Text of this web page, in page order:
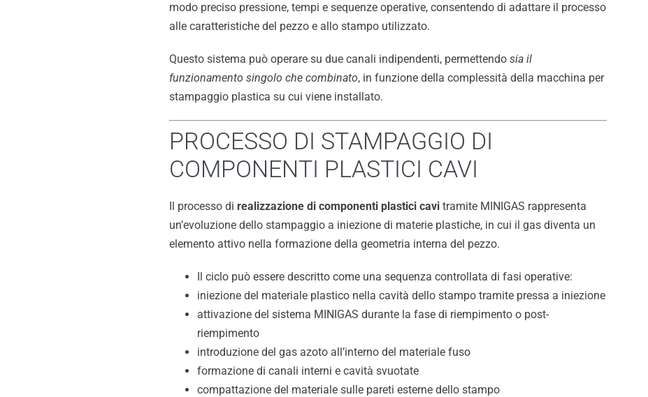
modo preciso pressione, tempi e sequenze operative, consentendo di adattare il processo
alle caratteristiche del pezzo e allo stampo utilizzato.
Questo sistema può operare su due canali indipendenti, permettendo sia il
funzionamento singolo che combinato, in funzione della complessità della macchina per
stampaggio plastica su cui viene installato.
PROCESSO DI STAMPAGGIO DI
COMPONENTI PLASTICI CAVI
Il processo di realizzazione di componenti plastici cavitramite MINIGAS rappresenta
un’evoluzione dello stampaggio a iniezione di materie plastiche, in cui il gas diventa un
elemento attivo nella formazione della geometria interna del pezzo.
Il ciclo può essere descritto come una sequenza controllata di fasi operative:
iniezione del materiale plastico nella cavità dello stampo tramite pressa a iniezione
attivazione del sistema MINIGAS durante la fase di riempimento o post-
riempimento
introduzione del gas azoto all’interno del materiale fuso
formazione di canali interni e cavità svuotate
compattazione del materiale sulle pareti esterne dello stampo